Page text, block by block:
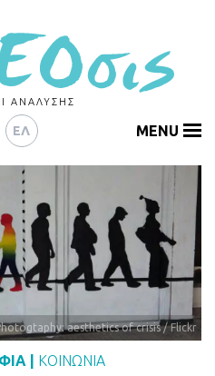
ΑΝΑΛΥΣΗΣ
ΕΛ
ΕΡΕΥΝΕΣ
ΑΡΘΡΟΓΡΑΦΙΑ
ΕΚΔΗΛΩΣΕΙΣ
ΔΕΙΚΤΕΣ
CHARTS
MENU
aesthetics of crisis / Flickr
ΚΟΙΝΩΝΙΑ